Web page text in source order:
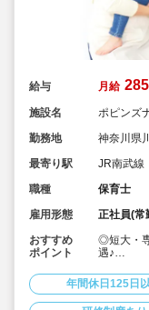
給与 月給
施設名
ポピンズ
勤務地
神奈川県
最寄り駅
JR南武線
職種
保育士
雇用形態
正社員(常
おすすめ
ポイント
◎短大・
遇♪
のお子様
◎週休2日
やすい♪
年間休日125日